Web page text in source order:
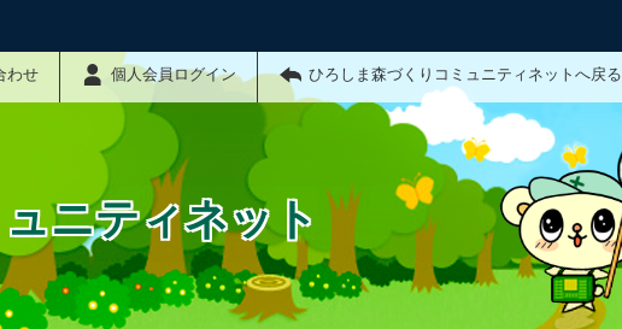
わせ 個人会員ログイン ひろしま森づくりコミュニティネットへ戻る
ニティネット